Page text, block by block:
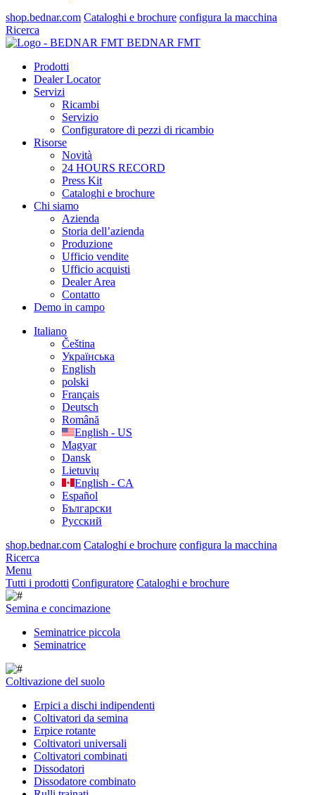
shop.bednar.com Cataloghi e brochure configura la macchina
Ricerca
BEDNAR FMT
Prodotti
Dealer Locator
Servizi
Ricambi
Servizio
Configuratore di pezzi di ricambio
Risorse
Novità
24 HOURS RECORD
Press Kit
Cataloghi e brochure
Chi siamo
Azienda
Storia dell’azienda
Produzione
Ufficio vendite
Ufficio acquisti
Dealer Area
Contatto
Demo in campo
Italiano
Čeština
Українська
English
polski
Français
Deutsch
Română
English - US
Magyar
Dansk
Lietuvių
English - CA
Español
Български
Русский
shop.bednar.com Cataloghi e brochure configura la macchina
Ricerca
Menu
Tutti i prodotti Configuratore Cataloghi e brochure
Semina e concimazione
Seminatrice piccola
Seminatrice
Coltivazione del suolo
Erpici a dischi indipendenti
Coltivatori da semina
Erpice rotante
Coltivatori universali
Coltivatori combinati
Dissodatori
Dissodatore combinato